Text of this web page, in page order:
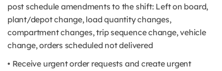
post schedule amendments to the shift: Left on board,
plant/depot change, load quantity changes,
compartment changes, trip sequence change, vehicle
change, orders scheduled not delivered
• Receive urgent order requests and create urgent